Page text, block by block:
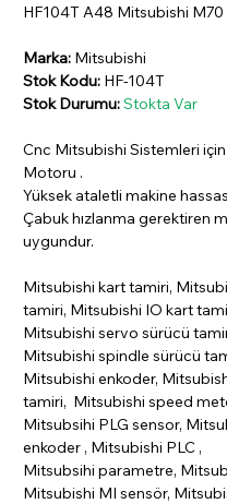
HF104T A48 Mitsubishi
Marka: Mitsubishi
Stok Kodu: HF-104T
Stok Durumu:Stokta Var
Cnc Mitsubishi Sistemleri
Motoru .
Yüksek ataletli makine
Çabuk hızlanma gerektiren
uygundur.
Mitsubishi kart tamiri,
tamiri, Mitsubishi IO kart
Mitsubishi servo sürücü
Mitsubishi spindle sürücü
Mitsubishi enkoder,
tamiri, Mitsubishi speed
Mitsubsihi PLG sensor,
enkoder , Mitsubishi PLC ,
Mitsubsihi parametre,
Mitsubishi MI sensör,